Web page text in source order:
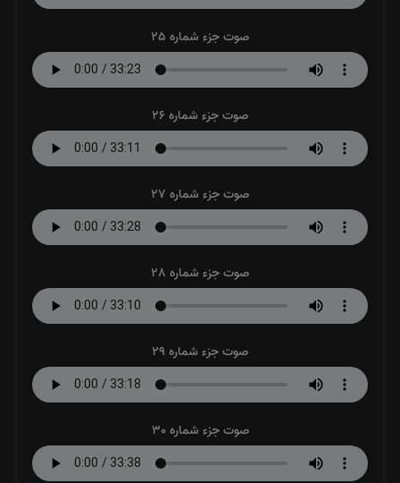
صوت جزء شماره 25
صوت جزء شماره 26
صوت جزء شماره 27
صوت جزء شماره 28
صوت جزء شماره 29
صوت جزء شماره 30